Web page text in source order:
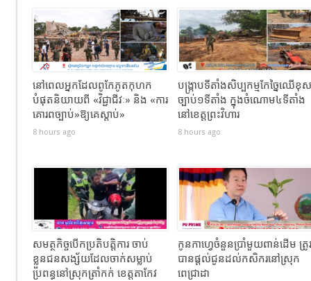
នៅពេលអ្នកដែលពូកែភូតកុហក
បំផុតនិយាយពី «វិជ្ជាជីវៈ» និង «ការ
គោរពច្បាប់»ឱ្យគេស្តាប់»
8 hours ago
បង្រ្កាបទីតាំងសិប្បកម្មកែច្នៃឈើខុស
ច្បាប់១ទីតាំង ក្នុងចំណោម៤ទីតាំង
នៅខេត្តព្រះវិហារ
8 hours ago
សមត្ថកិច្ចបើកប្រតិបត្តិការ ចាប់
ខ្លួនជនសង្ស័យដែលចាក់សម្លាប់
ប្រពន្ធនៅស្រុកត្រាំកក់ ខេត្តតាកែវ
កូនកាហ្វេចំនួនប្រាំមួយពាន់ដើម ត្រូ
បានផ្តល់ជូនដល់កសិករនៅស្រុក
ពេជ្រាដា